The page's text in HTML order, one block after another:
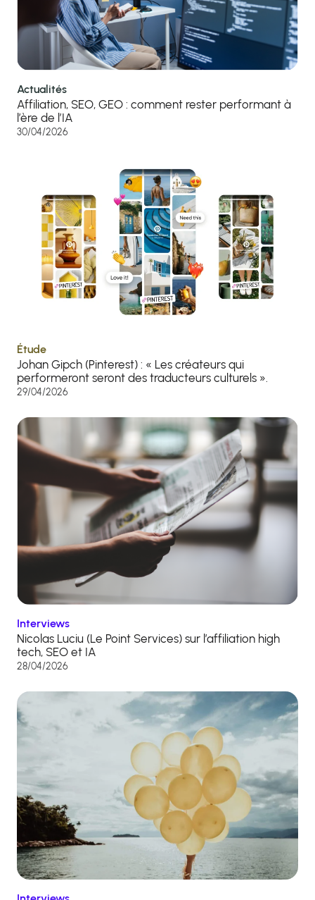
Actualités
Affiliation, SEO, GEO : comment rester performant à
l’ère de l’IA
30/04/2026
Étude
Johan Gipch (Pinterest) : « Les créateurs qui
performeront seront des traducteurs culturels ».
29/04/2026
Interviews
Nicolas Luciu (Le Point Services) sur l’affiliation high
tech, SEO et IA
28/04/2026